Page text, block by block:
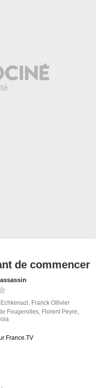
de commencer
, Franck Ollivier
Fougerolles, Florent Peyre,
France.TV